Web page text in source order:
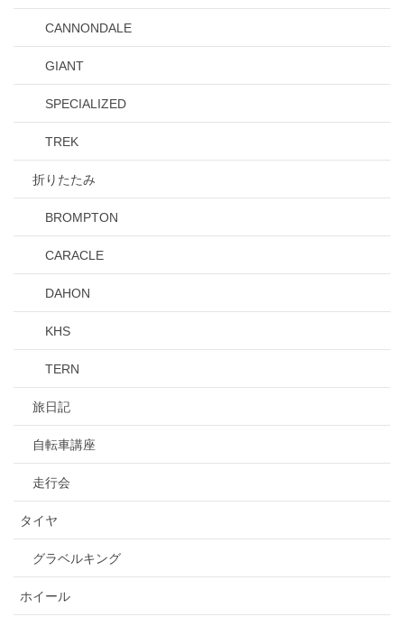
CANNONDALE
GIANT
SPECIALIZED
TREK
折りたたみ
BROMPTON
CARACLE
DAHON
KHS
TERN
旅日記
自転車講座
走行会
タイヤ
グラベルキング
ホイール